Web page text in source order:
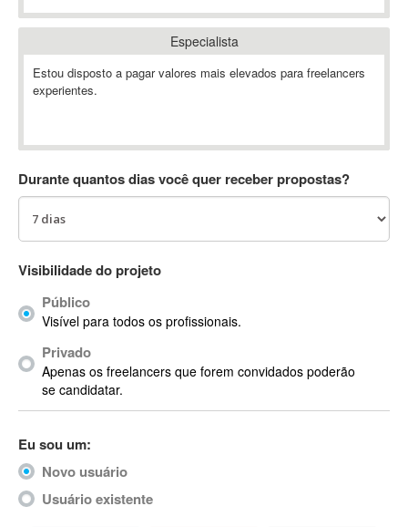
Ableton
Ableton Push
Abstract
AC3
ACID Pro
ACPI
Acrobat
Acrobat X
Acronis
ACT
Actimize
ActionScript
ActionScript 3
Especialista
Estou disposto a pagar valores mais elevados para freelancers
experientes.
Durante quantos dias você quer receber propostas?
Visibilidade do projeto
Público
Visível para todos os profissionais.
Privado
Apenas os freelancers que forem convidados poderão
se candidatar.
Eu sou um:
Novo usuário
Usuário existente